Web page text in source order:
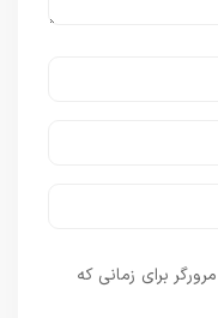
برای زمانی که